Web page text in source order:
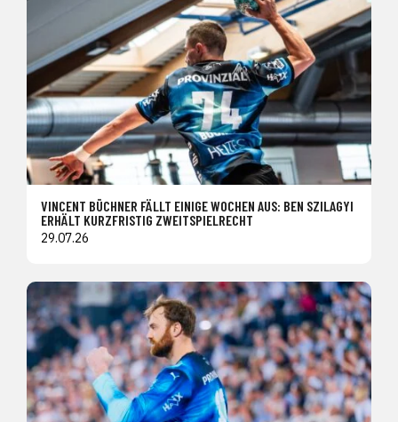
VINCENT BÜCHNER FÄLLT EINIGE WOCHEN AUS: BEN SZILAGYI
ERHÄLT KURZFRISTIG ZWEITSPIELRECHT
29.07.26